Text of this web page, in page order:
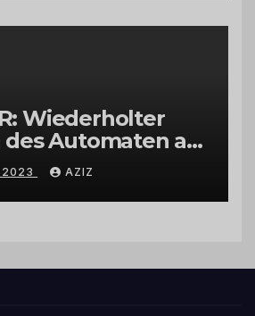
Wiederholter
Automaten am
in
am Labachweg
2023 AZIZ